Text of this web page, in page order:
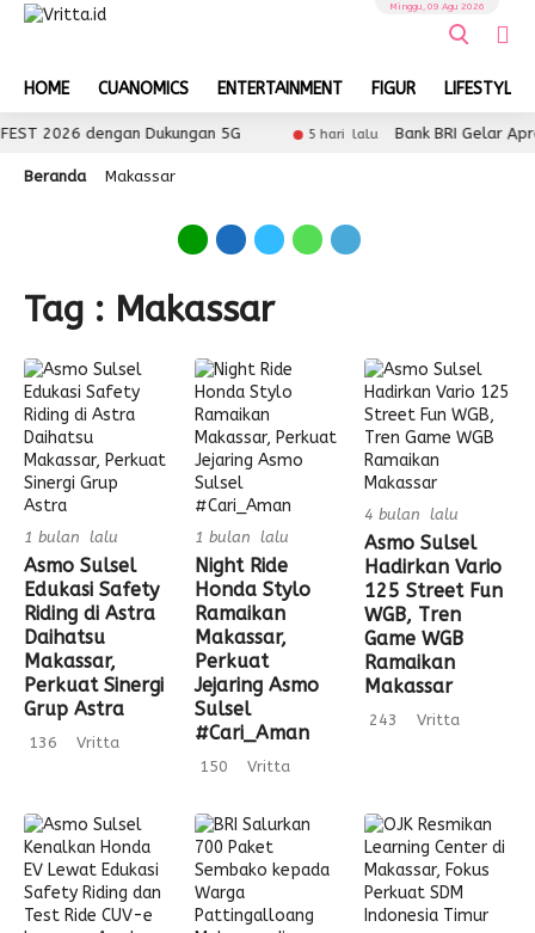
HOME CUANOMICS ENTERTAINMENT FIGUR LIFESTYLE
Minggu, 09 Agu 2026
2026 dengan Dukungan 5G 5 hari lalu Bank BRI Gelar
Beranda Makassar
Tag : Makassar
1 bulan lalu
Asmo Sulsel
Edukasi Safety
Riding di Astra
Daihatsu
Makassar,
Perkuat Sinergi
Grup Astra
136 Vritta
1 bulan lalu
Night Ride
Honda Stylo
Ramaikan
Makassar,
Perkuat
Jejaring Asmo
Sulsel
#Cari_Aman
150 Vritta
4 bulan lalu
Asmo Sulsel
Hadirkan Vario
125 Street Fun
WGB, Tren
Game WGB
Ramaikan
Makassar
243 Vritta